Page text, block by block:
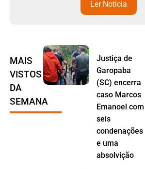
Ler Notícia
MAIS
VISTOS
DA
SEMANA
Justiça de
Garopaba
(SC) encerra
caso Marcos
Emanoel com
seis
condenações
e uma
absolvição